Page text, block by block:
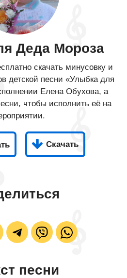
Деда Мороза
скачать минусовку и
детской песни «Улыбка для
Елена Обухова, а
чтобы исполнить её на
Скачать
песни